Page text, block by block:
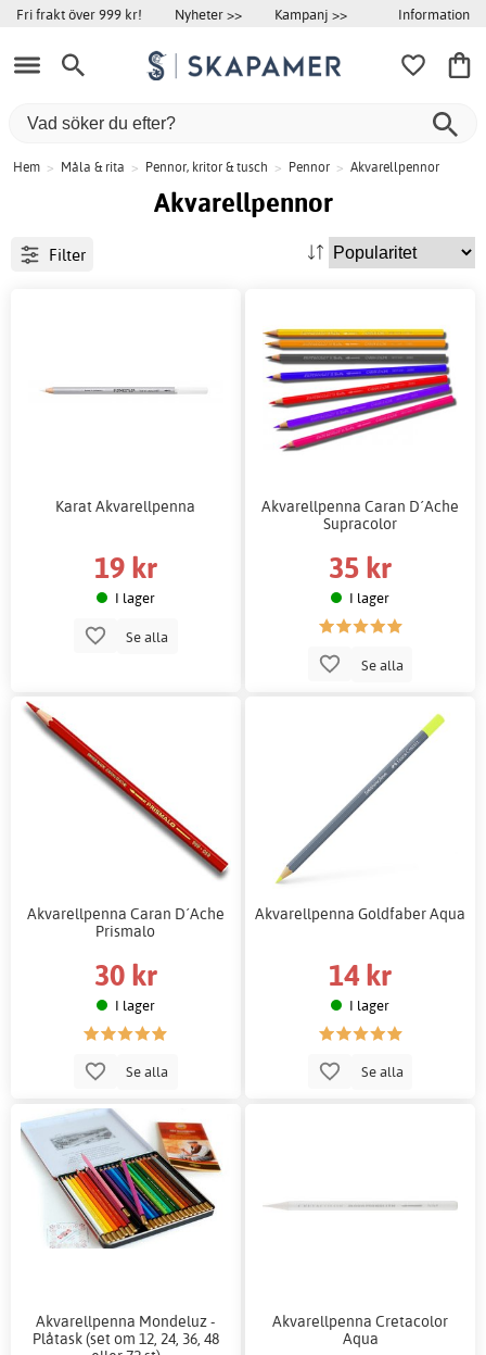
Fri frakt över 999 kr! Nyheter >> Kampanj >> Information
Hem > Måla & rita > Pennor, kritor & tusch > Pennor > Akvarellpennor
Akvarellpennor
Filter
Karat Akvarellpenna
19 kr
I lager
Se alla
Akvarellpenna Caran D´Ache
Supracolor
35 kr
I lager
Se alla
Akvarellpenna Caran D´Ache
Prismalo
30 kr
I lager
Se alla
Akvarellpenna Goldfaber Aqua
14 kr
I lager
Se alla
Akvarellpenna Mondeluz -
Plåtask (set om 12, 24, 36, 48
Akvarellpenna Cretacolor
Aqua